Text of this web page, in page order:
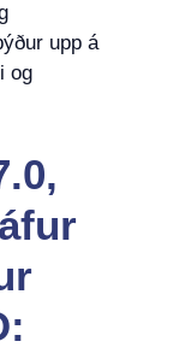
upp á
og